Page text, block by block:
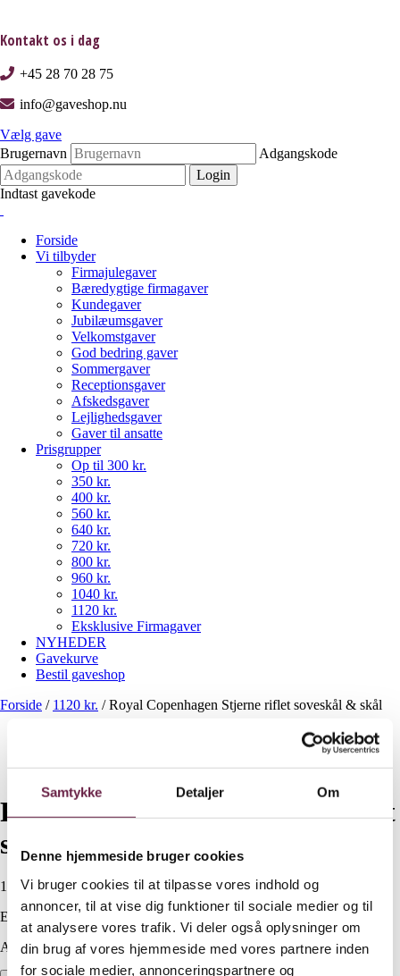
Samtykke Detaljer Om
Denne hjemmeside bruger cookies
Vi bruger cookies til at tilpasse vores indhold og
annoncer, til at vise dig funktioner til sociale medier og til
at analysere vores trafik. Vi deler også oplysninger om
din brug af vores hjemmeside med vores partnere inden
for sociale medier, annonceringspartnere og
Kontakt os i dag
+45 28 70 28 75
info@gaveshop.nu
Vælg gave
Brugernavn
Adgangskode
Login
Indtast gavekode
Forside
Vi tilbyder
Firmajulegaver
Bæredygtige firmagaver
Kundegaver
Jubilæumsgaver
Velkomstgaver
God bedring gaver
Sommergaver
Receptionsgaver
Afskedsgaver
Lejlighedsgaver
Gaver til ansatte
Prisgrupper
Op til 300 kr.
350 kr.
400 kr.
560 kr.
640 kr.
720 kr.
800 kr.
960 kr.
1040 kr.
1120 kr.
Eksklusive Firmagaver
NYHEDER
Gavekurve
Bestil gaveshop
Forside / 1120 kr. /Royal Copenhagen Stjerne riflet soveskål & skål
Royal Copenhagen Stjerne riflet
soveskål & skål
1.120,00DKK
Ekskl. moms
Available on backorder